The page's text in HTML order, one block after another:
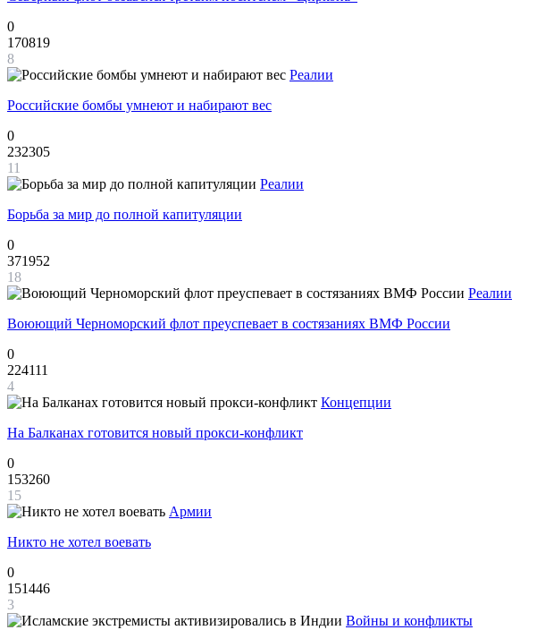
0
170819
8
Реалии
Российские бомбы умнеют и набирают вес
0
232305
11
Реалии
Борьба за мир до полной капитуляции
0
371952
18
Реалии
Воюющий Черноморский флот преуспевает в состязаниях ВМФ России
0
224111
4
Концепции
На Балканах готовится новый прокси-конфликт
0
153260
15
Армии
Никто не хотел воевать
0
151446
3
Войны и конфликты